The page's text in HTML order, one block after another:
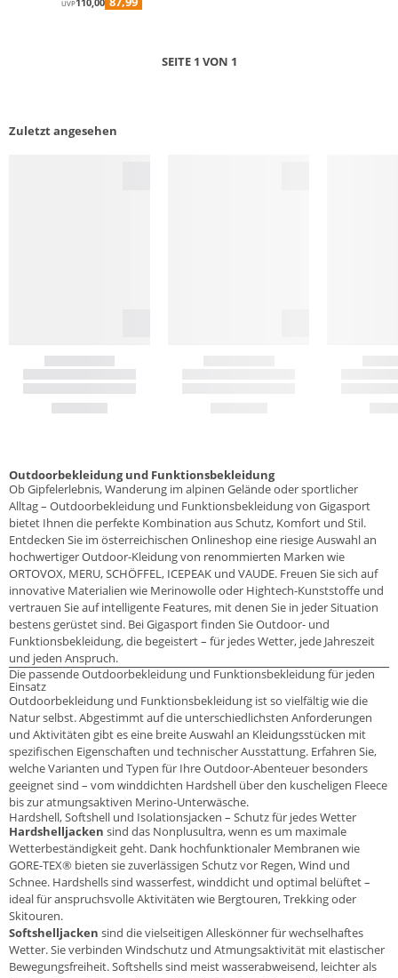
UVP
SEITE 1 VON 1
Zuletzt angesehen
Outdoorbekleidung und Funktionsbekleidung
Ob Gipfelerlebnis, Wanderung im alpinen Gelände oder sportlicher
Alltag – Outdoorbekleidung und Funktionsbekleidung von Gigasport
bietet Ihnen die perfekte Kombination aus Schutz, Komfort und Stil.
Entdecken Sie im österreichischen Onlineshop eine riesige Auswahl an
hochwertiger Outdoor-Kleidung von renommierten Marken wie
ORTOVOX, MERU, SCHÖFFEL, ICEPEAK und VAUDE. Freuen Sie sich auf
innovative Materialien wie Merinowolle oder Hightech-Kunststoffe und
vertrauen Sie auf intelligente Features, mit denen Sie in jeder Situation
bestens gerüstet sind. Bei Gigasport finden Sie Outdoor- und
Funktionsbekleidung, die begeistert – für jedes Wetter, jede Jahreszeit
und jeden Anspruch.
Die passende Outdoorbekleidung und Funktionsbekleidung für jeden
Einsatz
Outdoorbekleidung und Funktionsbekleidung ist so vielfältig wie die
Natur selbst. Abgestimmt auf die unterschiedlichsten Anforderungen
und Aktivitäten gibt es eine breite Auswahl an Kleidungsstücken mit
spezifischen Eigenschaften und technischer Ausstattung. Erfahren Sie,
welche Varianten und Typen für Ihre Outdoor-Abenteuer besonders
geeignet sind – vom winddichten Hardshell über den kuscheligen Fleece
bis zur atmungsaktiven Merino-Unterwäsche.
Hardshell, Softshell und Isolationsjacken – Schutz für jedes Wetter
Hardshelljacken sind das Nonplusultra, wenn es um maximale
Wetterbeständigkeit geht. Dank hochfunktionaler Membranen wie
GORE-TEX® bieten sie zuverlässigen Schutz vor Regen, Wind und
Schnee. Hardshells sind wasserfest, winddicht und optimal belüftet –
ideal für anspruchsvolle Aktivitäten wie Bergtouren, Trekking oder
Skitouren.
Softshelljacken sind die vielseitigen Alleskönner für wechselhaftes
Wetter. Sie verbinden Windschutz und Atmungsaktivität mit elastischer
Bewegungsfreiheit. Softshells sind meist wasserabweisend, leichter als